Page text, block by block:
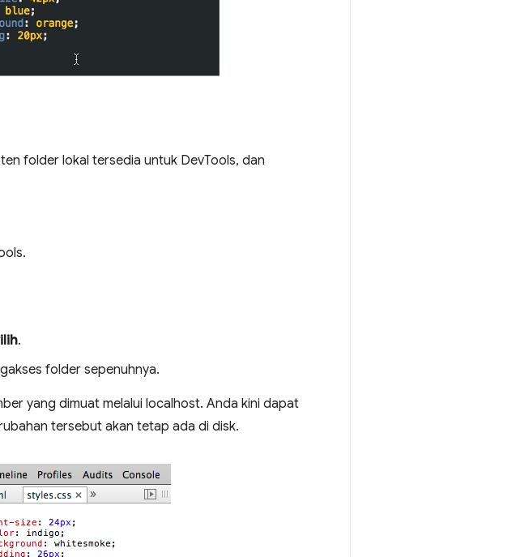
folder lokal tersedia untuk DevTools, dan
.
folder sepenuhnya.
yang dimuat melalui localhost. Anda kini dapat
tersebut akan tetap ada di disk.